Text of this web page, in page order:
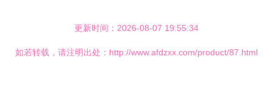
更新时间：2026-08-07 19:55:34
如若转载，请注明出处：http://www.afdzxx.com/product/87.html